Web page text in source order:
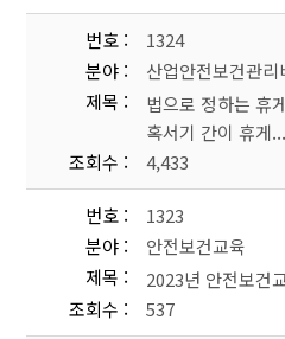
번호
1324
분야
산업안전보건관리
제목
법으로 정하는 휴
혹서기 간이 휴게...
조회수
4,433
번호
1323
분야
안전보건교육
제목
2023년 안전보건
조회수
537